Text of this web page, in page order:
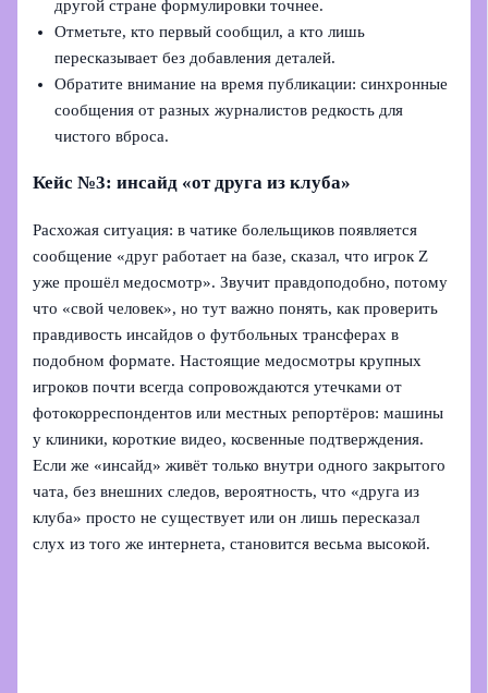
другой стране формулировки точнее.
Отметьте, кто первый сообщил, а кто лишь
пересказывает без добавления деталей.
Обратите внимание на время публикации: синхронные
сообщения от разных журналистов редкость для
чистого вброса.
Кейс №3: инсайд «от друга из клуба»
Расхожая ситуация: в чатике болельщиков появляется
сообщение «друг работает на базе, сказал, что игрок Z
уже прошёл медосмотр». Звучит правдоподобно, потому
что «свой человек», но тут важно понять, как проверить
правдивость инсайдов о футбольных трансферах в
подобном формате. Настоящие медосмотры крупных
игроков почти всегда сопровождаются утечками от
фотокорреспондентов или местных репортёров: машины
у клиники, короткие видео, косвенные подтверждения.
Если же «инсайд» живёт только внутри одного закрытого
чата, без внешних следов, вероятность, что «друга из
клуба» просто не существует или он лишь пересказал
слух из того же интернета, становится весьма высокой.